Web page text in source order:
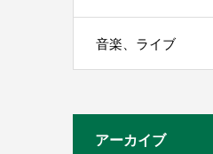
音楽、ライブ
アーカイブ